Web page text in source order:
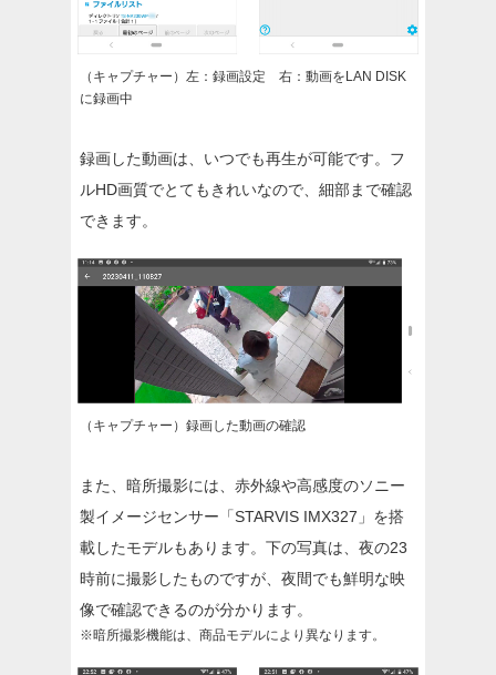
（キャプチャー）左：録画設定 右：動画をLAN DISK
に録画中
録画した動画は、いつでも再生が可能です。フ
ルHD画質でとてもきれいなので、細部まで確認
できます。
（キャプチャー）録画した動画の確認
また、暗所撮影には、赤外線や高感度のソニー
製イメージセンサー「STARVIS IMX327」を搭
載したモデルもあります。下の写真は、夜の23
時前に撮影したものですが、夜間でも鮮明な映
像で確認できるのが分かります。
※暗所撮影機能は、商品モデルにより異なります。